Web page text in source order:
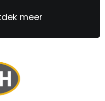
meer